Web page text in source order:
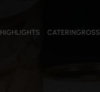
HIGHLIGHTS CATERINGROSS